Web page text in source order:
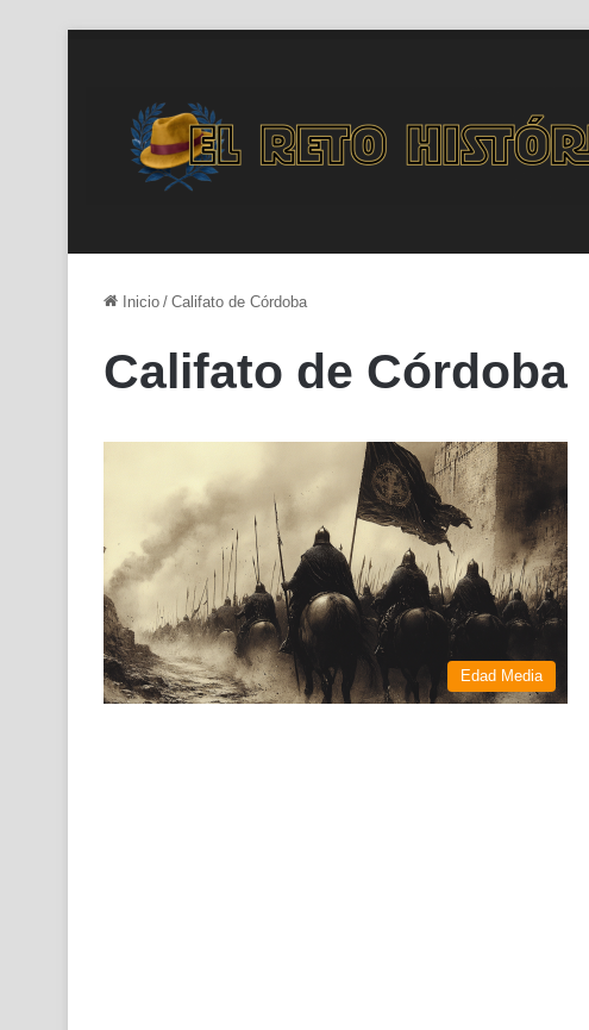
Inicio / Califato de Córdoba
Califato de Córdoba
Edad Media